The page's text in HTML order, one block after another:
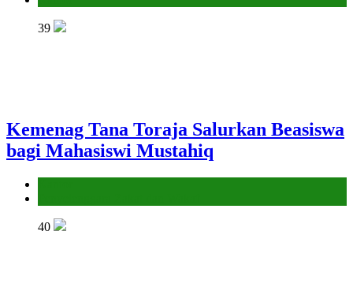
39
Kemenag Tana Toraja Salurkan Beasiswa
bagi Mahasiswi Mustahiq
40